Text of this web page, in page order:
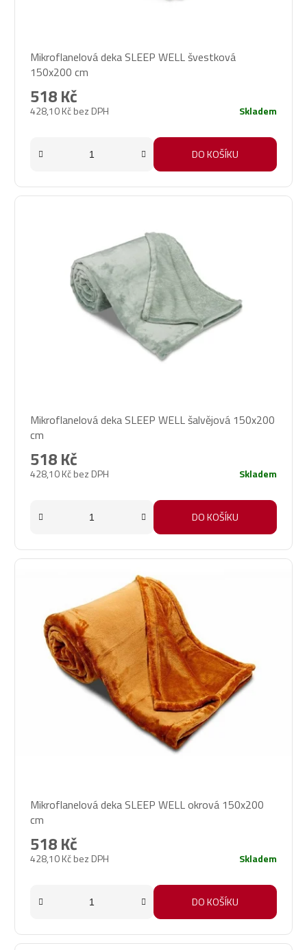
hodnocení
produktu
je
5,0
hvězdiček.
Mikroflanelová deka SLEEP WELL švestková
150x200 cm
428,10 Kč bez DPH
518 Kč
Skladem
DO KOŠÍKU
Mikroflanelová deka SLEEP WELL šalvějová 150x200
cm
428,10 Kč bez DPH
518 Kč
Skladem
DO KOŠÍKU
hodnocení
produktu
je
5,0
hvězdiček.
Mikroflanelová deka SLEEP WELL okrová 150x200
cm
428,10 Kč bez DPH
518 Kč
Skladem
DO KOŠÍKU